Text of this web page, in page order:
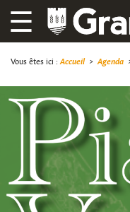
☰
Vous êtes ici : Accueil> Agenda